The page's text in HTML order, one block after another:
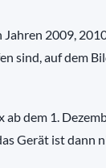
Jahren 2009,
sind, auf dem
dem 1.
Gerät ist